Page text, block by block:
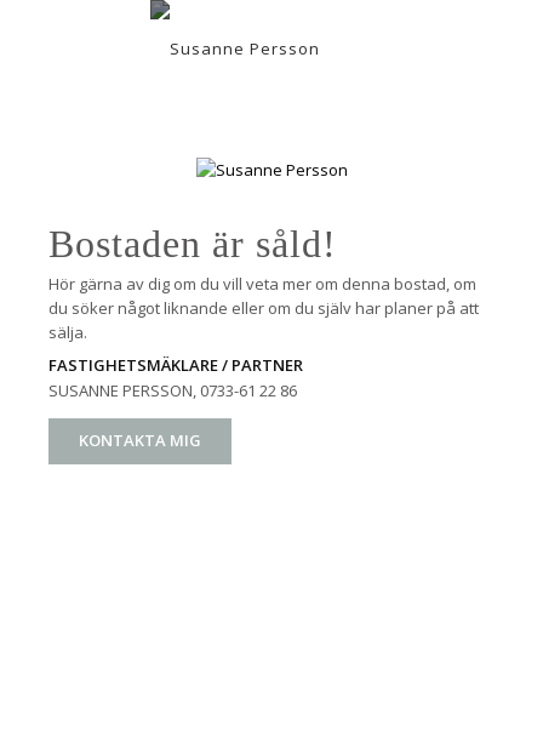
Bostaden är såld!
Hör gärna av dig om du vill veta mer om denna bostad, om
du söker något liknande eller om du själv har planer på att
sälja.
FASTIGHETSMÄKLARE / PARTNER
SUSANNE PERSSON, 0733-61 22 86
KONTAKTA MIG